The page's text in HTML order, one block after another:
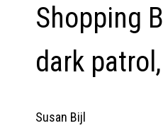
Shopping
dark
Susan Bijl